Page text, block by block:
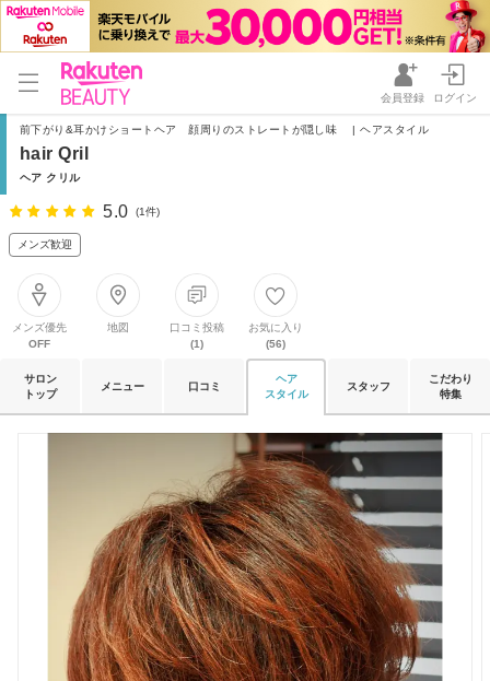
会員登録 ログイン
前下がり&耳かけショートヘア 顔周りのストレートが隠し味 | ヘアスタイル
hair Qril
ヘア クリル
5.0 (1件)
メンズ歓迎
メンズ優先
OFF
地図
口コミ投稿
(1)
お気に入り
(56)
サロン
トップ
メニュー 口コミ
ヘア
スタイル
スタッフ
こだわり
特集